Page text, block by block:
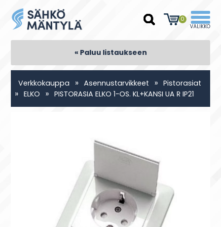
0
« Paluu listaukseen
Verkkokauppa » Asennustarvikkeet » Pistorasiat
» ELKO » PISTORASIA ELKO 1-OS. KL+KANSI UA R IP21